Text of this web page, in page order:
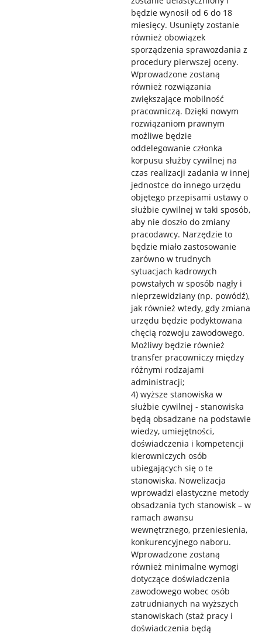
będzie wynosił od 6 do 18
miesięcy. Usunięty zostanie
również obowiązek
sporządzenia sprawozdania z
procedury pierwszej oceny.
Wprowadzone zostaną
również rozwiązania
zwiększające mobilność
pracowniczą. Dzięki nowym
rozwiązaniom prawnym
możliwe będzie
oddelegowanie członka
korpusu służby cywilnej na
czas realizacji zadania w innej
jednostce do innego urzędu
objętego przepisami ustawy o
służbie cywilnej w taki sposób,
aby nie doszło do zmiany
pracodawcy. Narzędzie to
będzie miało zastosowanie
zarówno w trudnych
sytuacjach kadrowych
powstałych w sposób nagły i
nieprzewidziany (np. powódź),
jak również wtedy, gdy zmiana
urzędu będzie podyktowana
chęcią rozwoju zawodowego.
Możliwy będzie również
transfer pracowniczy między
różnymi rodzajami
administracji;
4) wyższe stanowiska w
służbie cywilnej - stanowiska
będą obsadzane na podstawie
wiedzy, umiejętności,
doświadczenia i kompetencji
kierowniczych osób
ubiegających się o te
stanowiska. Nowelizacja
wprowadzi elastyczne metody
obsadzania tych stanowisk – w
ramach awansu
wewnętrznego, przeniesienia,
konkurencyjnego naboru.
Wprowadzone zostaną
również minimalne wymogi
dotyczące doświadczenia
zawodowego wobec osób
zatrudnianych na wyższych
stanowiskach (staż pracy i
doświadczenia będą